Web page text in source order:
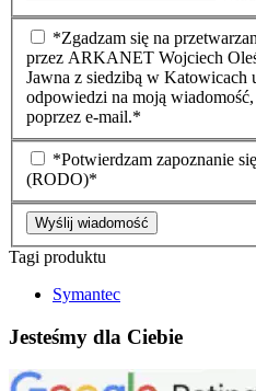
*Zgadzam się na
przez ARKANET Wojciech
Jawna z siedzibą w Katowicach
odpowiedzi na moją
poprzez e-mail.*
*Potwierdzam zapoznanie
(RODO)*
Wyślij wiadomość
Tagi produktu
Symantec
Jesteśmy dla Ciebie